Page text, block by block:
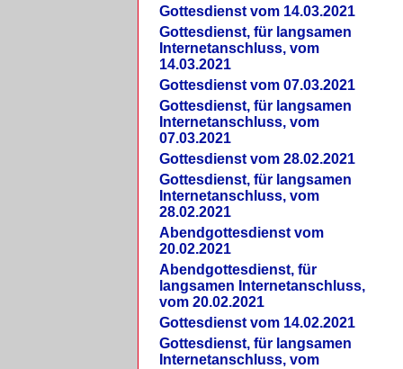
Gottesdienst vom 14.03.2021
Gottesdienst, für langsamen
Internetanschluss, vom
14.03.2021
Gottesdienst vom 07.03.2021
Gottesdienst, für langsamen
Internetanschluss, vom
07.03.2021
Gottesdienst vom 28.02.2021
Gottesdienst, für langsamen
Internetanschluss, vom
28.02.2021
Abendgottesdienst vom
20.02.2021
Abendgottesdienst, für
langsamen Internetanschluss,
vom 20.02.2021
Gottesdienst vom 14.02.2021
Gottesdienst, für langsamen
Internetanschluss, vom